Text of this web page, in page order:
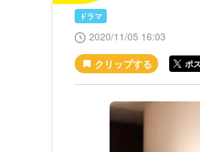
ドラマ
2020/11/05 16:03
ポ